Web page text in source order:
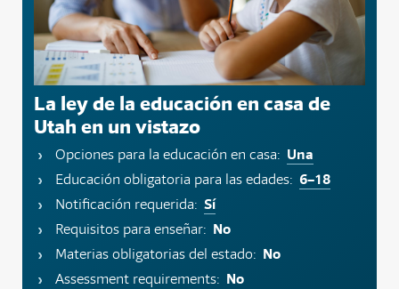
La ley de la educación en casa de
Utah en un vistazo
Opciones para la educación en casa: Una
Educación obligatoria para las edades: 6–18
Notificación requerida: Sí
Requisitos para enseñar: No
Materias obligatorias del estado: No
Assessment requirements: No